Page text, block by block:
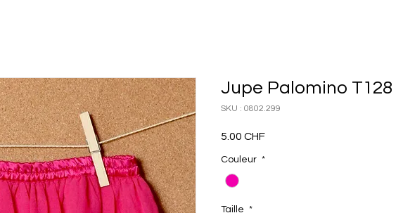
Jupe Palomino T128
SKU : 0802.299
5.00 CHFPrix
Couleur *
Taille *